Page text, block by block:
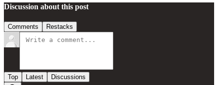
Discussion about this post
Comments Restacks
Top Latest Discussions